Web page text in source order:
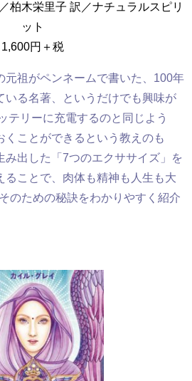
柏木栄里子 訳／ナチュラルスピリ
ット
1,600円＋税
元祖がペンネームで書いた、100年
いる名著、というだけでも興味が
テリーに充電するのと同じよう
くことができるという教えのも
み出した「7つのエクササイズ」を
ることで、肉体も精神も人生も大
のための秘訣をわかりやすく紹介